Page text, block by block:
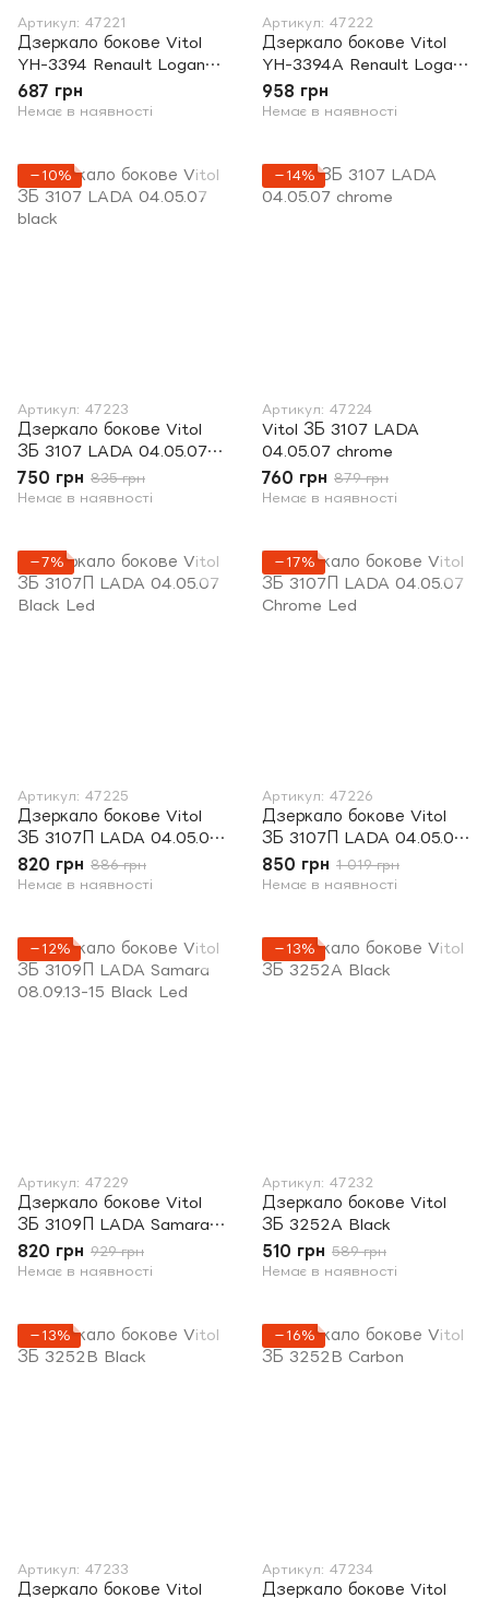
Артикул: 47221
Дзеркало бокове Vitol
YH-3394 Renault Logan
механічне
687 грн
Немає в наявності
Артикул: 47222
Дзеркало бокове Vitol
YH-3394A Renault Logan
електропривод
958 грн
Немає в наявності
−10%
Артикул: 47223
Дзеркало бокове Vitol
ЗБ 3107 LADA 04.05.07
black
750 грн 835 грн
Немає в наявності
−14%
Артикул: 47224
Vitol ЗБ 3107 LADA
04.05.07 chrome
760 грн 879 грн
Немає в наявності
−7%
Артикул: 47225
Дзеркало бокове Vitol
ЗБ 3107П LADA 04.05.07
Black Led
820 грн 886 грн
Немає в наявності
−17%
Артикул: 47226
Дзеркало бокове Vitol
ЗБ 3107П LADA 04.05.07
Chrome Led
850 грн 1 019 грн
Немає в наявності
−12%
Артикул: 47229
Дзеркало бокове Vitol
ЗБ 3109П LADA Samara
08.09.13-15 Black Led
820 грн 929 грн
Немає в наявності
−13%
Артикул: 47232
Дзеркало бокове Vitol
ЗБ 3252A Black
510 грн 589 грн
Немає в наявності
−13%
Артикул: 47233
Дзеркало бокове Vitol
−16%
Артикул: 47234
Дзеркало бокове Vitol